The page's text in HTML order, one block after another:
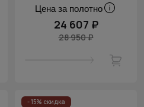
Цена за полотно
24 607 ₽
28 950 ₽
- 15% скидка